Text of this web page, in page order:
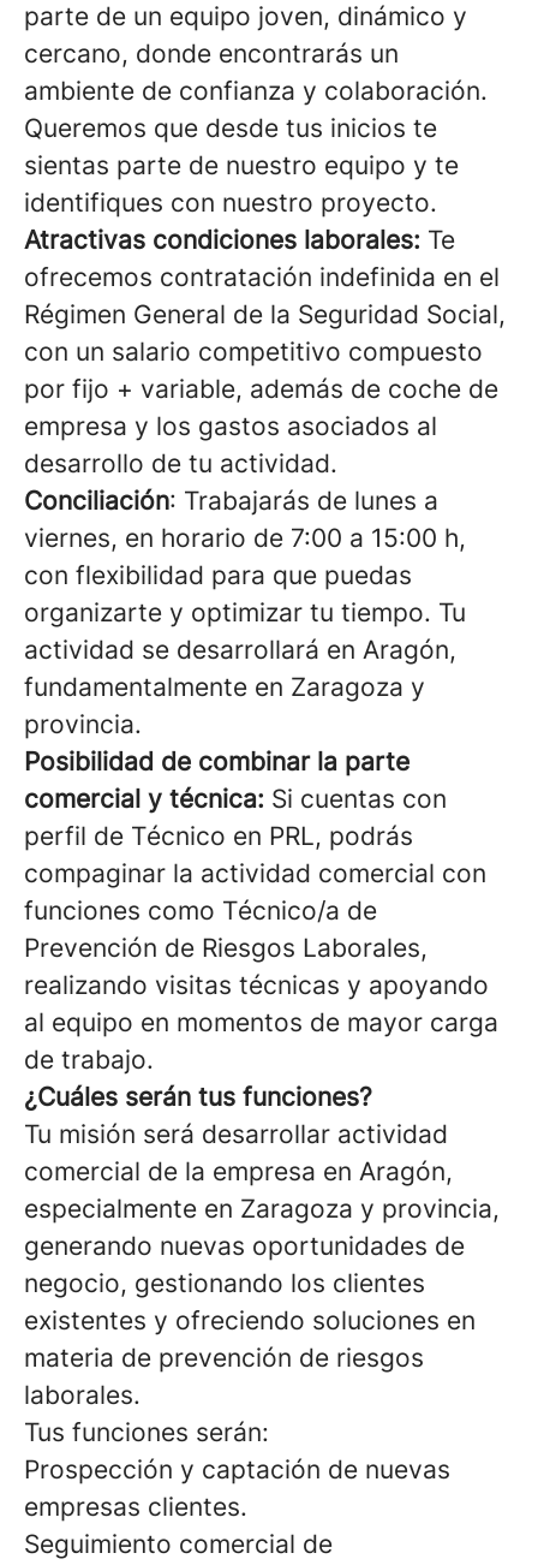
parte de un equipo joven, dinámico y
cercano, donde encontrarás un
ambiente de confianza y colaboración.
Queremos que desde tus inicios te
sientas parte de nuestro equipo y te
identifiques con nuestro proyecto.
Atractivas condiciones laborales: Te
ofrecemos contratación indefinida en el
Régimen General de la Seguridad Social,
con un salario competitivo compuesto
por fijo + variable, además de coche de
empresa y los gastos asociados al
desarrollo de tu actividad.
Conciliación: Trabajarás de lunes a
viernes, en horario de 7:00 a 15:00 h,
con flexibilidad para que puedas
organizarte y optimizar tu tiempo. Tu
actividad se desarrollará en Aragón,
fundamentalmente en Zaragoza y
provincia.
Posibilidad de combinar la parte
comercial y técnica: Si cuentas con
perfil de Técnico en PRL, podrás
compaginar la actividad comercial con
funciones como Técnico/a de
Prevención de Riesgos Laborales,
realizando visitas técnicas y apoyando
al equipo en momentos de mayor carga
de trabajo.
¿Cuáles serán tus funciones?
Tu misión será desarrollar actividad
comercial de la empresa en Aragón,
especialmente en Zaragoza y provincia,
generando nuevas oportunidades de
negocio, gestionando los clientes
existentes y ofreciendo soluciones en
materia de prevención de riesgos
laborales.
Tus funciones serán:
Prospección y captación de nuevas
empresas clientes.
Seguimiento comercial de